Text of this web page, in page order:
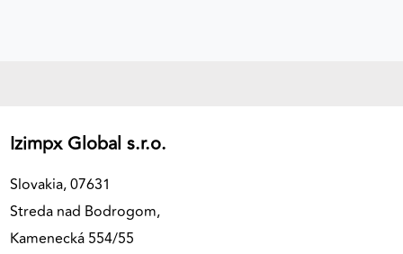
Izimpx Global s.r.o.
Slovakia, 07631
Streda nad Bodrogom,
Kamenecká 554/55